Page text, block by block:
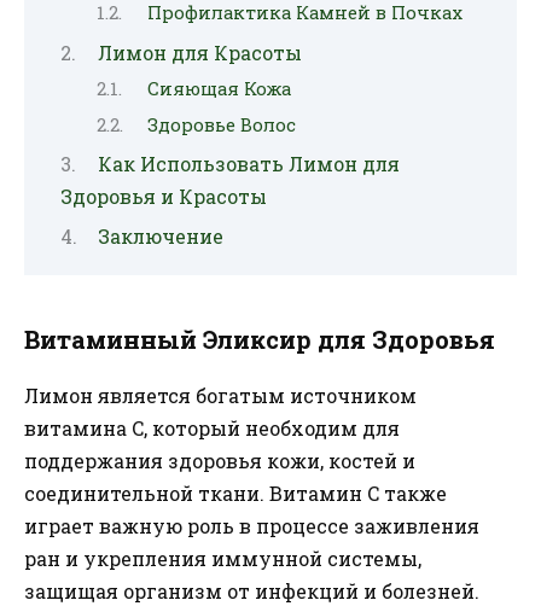
Профилактика Камней в Почках
Лимон для Красоты
Сияющая Кожа
Здоровье Волос
Как Использовать Лимон для
Здоровья и Красоты
Заключение
Витаминный Эликсир для Здоровья
Лимон является богатым источником
витамина C, который необходим для
поддержания здоровья кожи, костей и
соединительной ткани. Витамин C также
играет важную роль в процессе заживления
ран и укрепления иммунной системы,
защищая организм от инфекций и болезней.